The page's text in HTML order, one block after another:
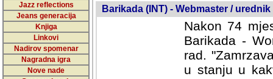
Jazz reflections
Jeans generacija
Knjiga
Linkovi
Nadirov spomenar
Nagradna igra
Nove nade
Barikada (INT) - Webmaster / urednik
Nakon 74
Barikada -
rad.
u stanju u